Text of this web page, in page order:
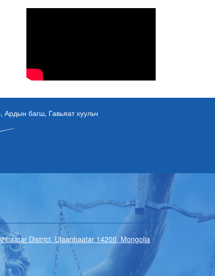
багш, Гавьяат хуульч
District, Ulaanbaatar 14200, Mongolia